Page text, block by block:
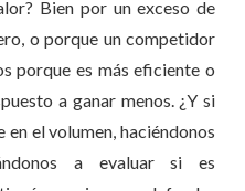
Bien por un exceso de
o porque un competidor
porque es más eficiente o
a ganar menos. ¿Y si
el volumen, haciéndonos
a evaluar si es